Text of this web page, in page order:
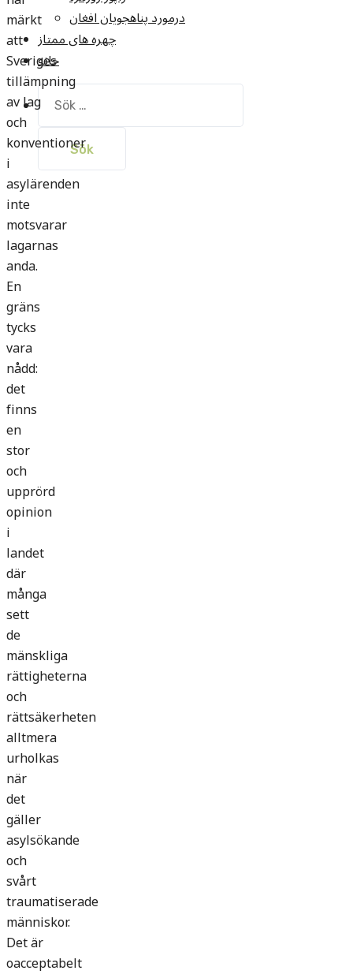
درمورد پناهجويان افغان
چهره های ممتاز
خانه
Sök
efter:
märkt
att
Sveriges
tillämpning
av lag
och
konventioner
i
asylärenden
inte
motsvarar
lagarnas
anda.
En
gräns
tycks
vara
nådd:
det
finns
en
stor
och
upprörd
opinion
i
landet
där
många
sett
de
mänskliga
rättigheterna
och
rättsäkerheten
alltmera
urholkas
när
det
gäller
asylsökande
och
svårt
traumatiserade
människor.
Det är
oacceptabelt